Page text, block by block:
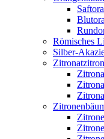
Römisches
Silber-